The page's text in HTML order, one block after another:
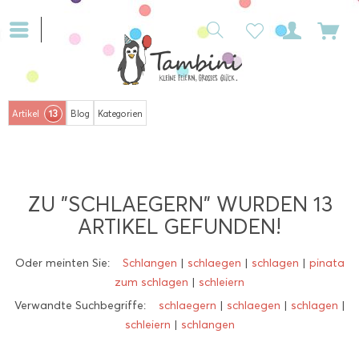
Artikel 13 Blog Kategorien
ZU "SCHLAEGERN" WURDEN 13
ARTIKEL GEFUNDEN!
Oder meinten Sie: Schlangen | schlaegen | schlagen | pinata
zum schlagen | schleiern
Verwandte Suchbegriffe:
schlaegern | schlaegen | schlagen |
schleiern | schlangen